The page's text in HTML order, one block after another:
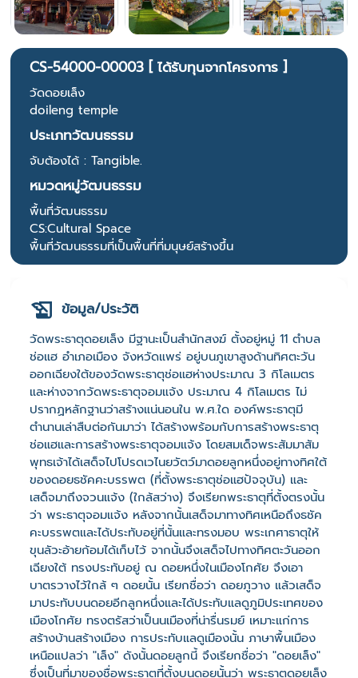
CS-54000-00003 [ ได้รับทุนจากโครงการ ]
วัดดอยเล็ง
doileng temple
ประเภทวัฒนธรรม
จับต้องได้ : Tangible.
หมวดหมู่วัฒนธรรม
พื้นที่วัฒนธรรม
CS:Cultural Space
พื้นที่วัฒนธรรมที่เป็นพื้นที่ที่มนุษย์สร้างขึ้น
ข้อมูล/ประวัติ
วัดพระธาตุดอยเล็ง มีฐานะเป็นสำนักสงฆ์ ตั้งอยู่หมู่ 11 ตำบล
ช่อแฮ อำเภอเมือง จังหวัดแพร่ อยู่บนภูเขาสูงด้านทิศตะวัน
ออกเฉียงใต้ของวัดพระธาตุช่อแฮห่างประมาณ 3 กิโลเมตร
และห่างจากวัดพระธาตุจอมแจ้ง ประมาณ 4 กิโลเมตร ไม่
ปรากฏหลักฐานว่าสร้างแน่นอนใน พ.ศ.ใด องค์พระธาตุมี
ตำนานเล่าสืบต่อกันมาว่า ได้สร้างพร้อมกับการสร้างพระธาตุ
ช่อแฮและการสร้างพระธาตุจอมแจ้ง โดยสมเด็จพระสัมมาสัม
พุทธเจ้าได้เสด็จไปโปรดเวไนยวัตว์มาดอยลูกหนึ่งอยู่ทางทิศใต้
ของดอยธชัคคะบรรพต (ที่ตั้งพระธาตุช่อแฮปัจจุบัน) และ
เสด็จมาถึงจวนแจ้ง (ใกล้สว่าง) จึงเรียกพระธาตุที่ตั้งตรงนั้น
ว่า พระธาตุจอมแจ้ง หลังจากนั้นเสด็จมาทางทิศเหนือถึงธชัค
คะบรรพตและได้ประทับอยู่ที่นั้นและทรงมอบ พระเกศาธาตุให้
ขุนลัวะอ้ายก้อมได้เก็บไว้ จากนั้นจึงเสด็จไปทางทิศตะวันออก
เฉียงใต้ ทรงประทับอยู่ ณ ดอยหนึ่งในเมืองโกศัย จึงเอา
บาตรวางไว้ใกล้ ๆ ดอยนั้น เรียกชื่อว่า ดอยภูวาง แล้วเสด็จ
มาประทับบนดอยอีกลูกหนึ่งและได้ประทับแลดูภูมิประเทศของ
เมืองโกศัย ทรงตรัสว่าเป็นนเมืองที่น่ารื่นรมย์ เหมาะแก่การ
สร้างบ้านสร้างเมือง การประทับแลดูเมืองนั้น ภาษาพื้นเมือง
เหนือแปลว่า "เล็ง" ดังนั้นดอยลูกนี้ จึงเรียกชื่อว่า "ดอยเล็ง"
ซึ่งเป็นที่มาของชื่อพระธาตุที่ตั้งบนดอยนั้นว่า พระธาตุดอยเล็ง